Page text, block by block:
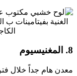
8. المغنيسيوم
معدن هام جداً خلال